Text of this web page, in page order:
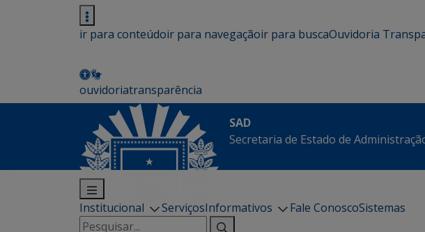
ir para conteúdoir para navegaçãoir para buscaOuvidoria
ouvidoriatransparência
SAD
Secretaria de Estado de
Institucional ServiçosInformativos Fale ConoscoSistemas
Pesquisar